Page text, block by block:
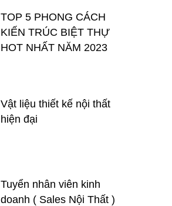
TOP 5 PHONG CÁCH
KIẾN TRÚC BIỆT THỰ
HOT NHẤT NĂM 2023
Vật liệu thiết kế nội thất
hiện đại
Tuyển nhân viên kinh
doanh ( Sales Nội Thất )